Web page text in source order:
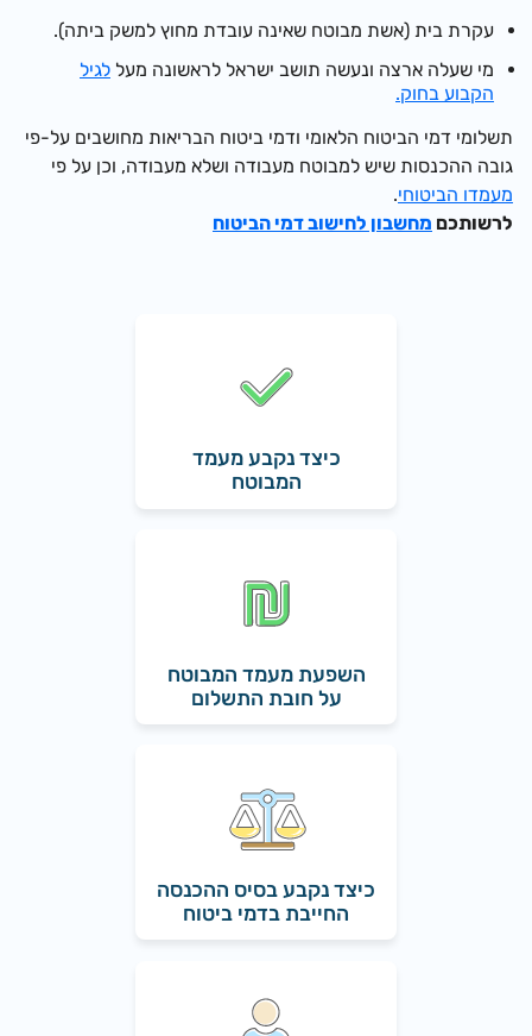
עקרת בית (אשת מבוטח שאינה עובדת מחוץ למשק ביתה).
מי שעלה ארצה ונעשה תושב ישראל לראשונה מעללגיל
הקבוע בחוק.
תשלומי דמי הביטוח הלאומי ודמי ביטוח הבריאות מחושבים על-פי
גובה ההכנסות שיש למבוטח מעבודה ושלא מעבודה, וכן על פי
מעמדו הביטוחי.
לרשותכםמחשבון לחישוב דמי הביטוח
כיצד נקבע מעמד
המבוטח
השפעת מעמד המבוטח
על חובת התשלום
כיצד נקבע בסיס ההכנסה
החייבת בדמי ביטוח